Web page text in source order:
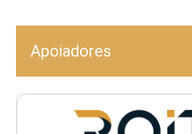
Apoiadores